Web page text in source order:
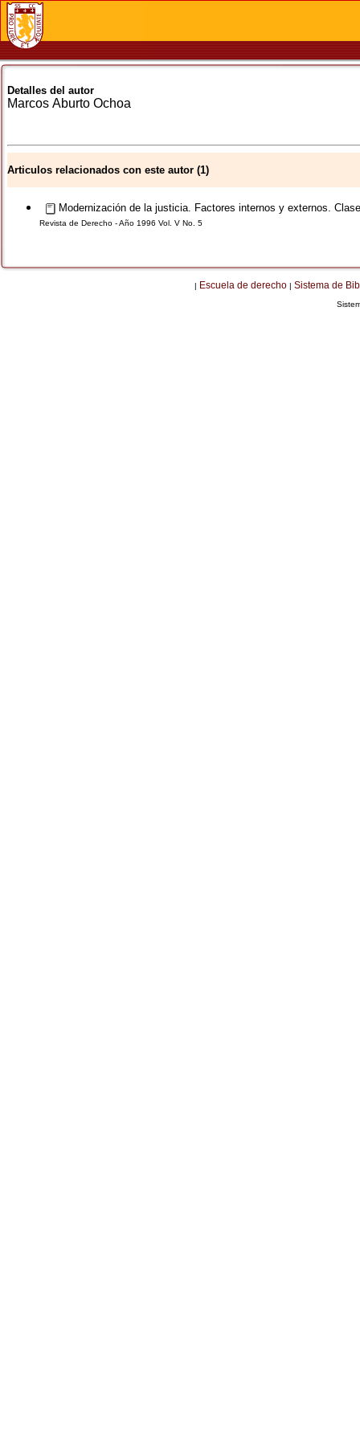
Detalles del autor
Marcos Aburto Ochoa
Articulos relacionados con este autor (1)
Modernización de la justicia. Factores internos y externos.
Revista de Derecho - Año 1996 Vol. V No. 5
| Escuela de derecho | Sistema de